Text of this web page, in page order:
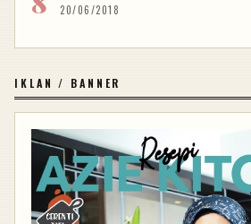
20/06/2018
IKLAN / BANNER